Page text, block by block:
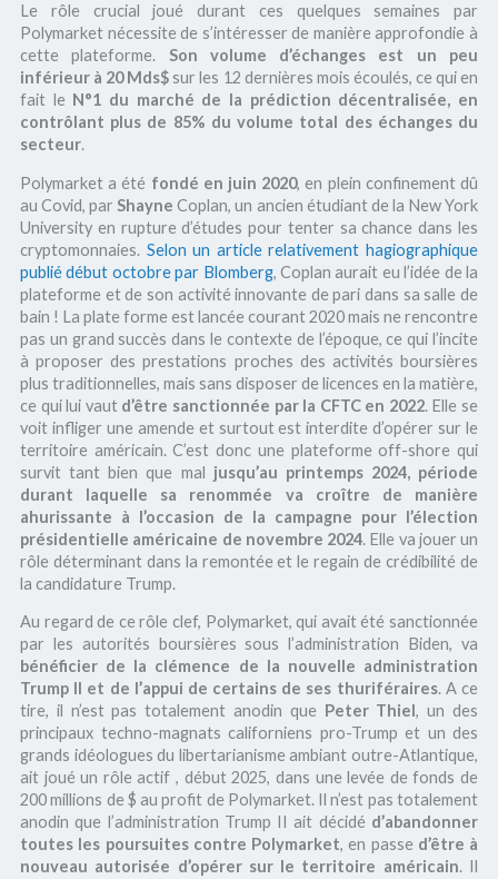
Le rôle crucial joué durant ces quelques semaines par
Polymarket nécessite de s’intéresser de manière approfondie à
cette plateforme. Son volume d’échanges est un peu
inférieur à 20 Mds$ sur les 12 dernières mois écoulés, ce qui en
fait le N°1 du marché de la prédiction décentralisée, en
contrôlant plus de 85% du volume total des échanges du
secteur.
Polymarket a été fondé en juin 2020, en plein confinement dû
au Covid, parShayne Coplan, un ancien étudiant de la New York
University en rupture d’études pour tenter sa chance dans les
cryptomonnaies. Selon un article relativement hagiographique
publié début octobre par Blomberg, Coplan aurait eu l’idée de la
plateforme et de son activité innovante de pari dans sa salle de
bain ! La plate forme est lancée courant 2020 mais ne rencontre
pas un grand succès dans le contexte de l’époque, ce qui l’incite
à proposer des prestations proches des activités boursières
plus traditionnelles, mais sans disposer de licences en la matière,
ce qui lui vaut d’être sanctionnée par la CFTC en 2022. Elle se
voit infliger une amende et surtout est interdite d’opérer sur le
territoire américain. C’est donc une plateforme off-shore qui
survit tant bien que mal jusqu’au printemps 2024, période
durant laquelle sa renommée va croître de manière
ahurissante à l’occasion de la campagne pour l’élection
présidentielle américaine de novembre 2024. Elle va jouer un
rôle déterminant dans la remontée et le regain de crédibilité de
la candidature Trump.
Au regard de ce rôle clef, Polymarket, qui avait été sanctionnée
par les autorités boursières sous l’administration Biden, va
bénéficier de la clémence de la nouvelle administration
Trump II et de l’appui de certains de ses thuriféraires. A ce
tire, il n’est pas totalement anodin que Peter Thiel, un des
principaux techno-magnats californiens pro-Trump et un des
grands idéologues du libertarianisme ambiant outre-Atlantique,
ait joué un rôle actif , début 2025, dans une levée de fonds de
200 millions de $ au profit de Polymarket. Il n’est pas totalement
anodin que l’administration Trump II ait décidé d’abandonner
toutes les poursuites contre Polymarket, en passe d’être à
nouveau autorisée d’opérer sur le territoire américain. Il